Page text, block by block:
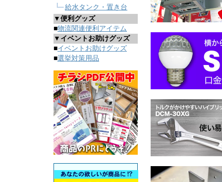
給水タンク・置き台
▼便利グッズ
■物流関連便利アイテム
▼イベントお助けグッズ
■イベントお助けグッズ
■選挙対策用品